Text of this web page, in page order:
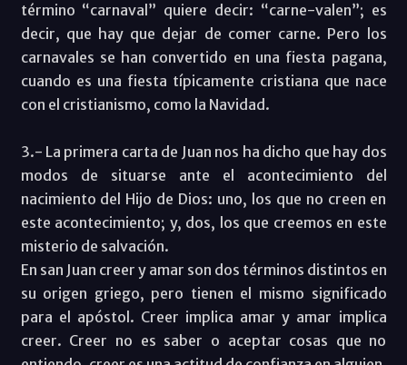
término “carnaval” quiere decir: “carne-valen”; es
decir, que hay que dejar de comer carne. Pero los
carnavales se han convertido en una fiesta pagana,
cuando es una fiesta típicamente cristiana que nace
con el cristianismo, como la Navidad.
3.- La primera carta de Juan nos ha dicho que hay dos
modos de situarse ante el acontecimiento del
nacimiento del Hijo de Dios: uno, los que no creen en
este acontecimiento; y, dos, los que creemos en este
misterio de salvación.
En san Juan creer y amar son dos términos distintos en
su origen griego, pero tienen el mismo significado
para el apóstol. Creer implica amar y amar implica
creer. Creer no es saber o aceptar cosas que no